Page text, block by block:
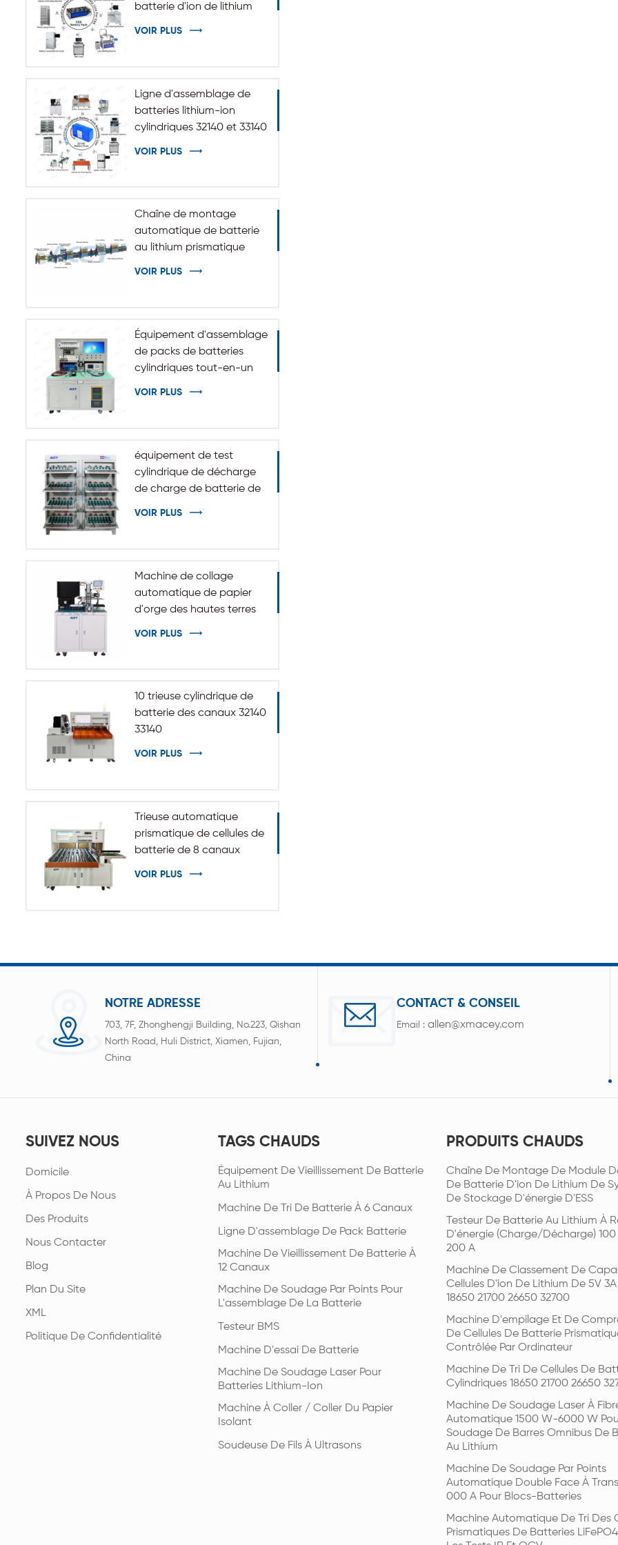
batterie d'ion de lithium
VOIR PLUS
Ligne d'assemblage de
batteries lithium-ion
cylindriques 32140 et 33140
VOIR PLUS
Chaîne de montage
automatique de batterie
au lithium prismatique
VOIR PLUS
Équipement d'assemblage
de packs de batteries
cylindriques tout-en-un
VOIR PLUS
équipement de test
cylindrique de décharge
de charge de batterie de
VOIR PLUS
Machine de collage
automatique de papier
d'orge des hautes terres
VOIR PLUS
10 trieuse cylindrique de
batterie des canaux 32140
33140
VOIR PLUS
Trieuse automatique
prismatique de cellules de
batterie de 8 canaux
VOIR PLUS
NOTRE ADRESSE
703, 7F, Zhonghengji Building, No.223, Qishan
North Road, Huli District, Xiamen, Fujian,
China
CONTACT & CONSEIL
Email :allen@xmacey.com
SUIVEZ NOUS
Domicile
À Propos De Nous
Des Produits
Nous Contacter
Blog
Plan Du Site
XML
Politique De Confidentialité
TAGS CHAUDS
Équipement De Vieillissement De Batterie
Au Lithium
Machine De Tri De Batterie À 6 Canaux
Ligne D'assemblage De Pack Batterie
Machine De Vieillissement De Batterie À
12 Canaux
Machine De Soudage Par Points Pour
L'assemblage De La Batterie
Testeur BMS
Machine D'essai De Batterie
Machine De Soudage Laser Pour
Batteries Lithium-Ion
Machine À Coller / Coller Du Papier
Isolant
Soudeuse De Fils À Ultrasons
PRODUITS CHAUDS
Chaîne De Montage De Module
De Batterie D'ion De Lithium De
De Stockage D'énergie D'ESS
Testeur De Batterie Au Lithium À
D'énergie (charge/décharge) 100
200 A
Machine De Classement De
Cellules D'ion De Lithium De 5V 3A
18650 21700 26650 32700
Machine D'empilage Et De
De Cellules De Batterie
Contrôlée Par Ordinateur
Machine De Tri De Cellules De
Cylindriques 18650 21700 26650
Machine De Soudage Laser À
Automatique 1500 W-6000 W
Soudage De Barres Omnibus De
Au Lithium
Machine De Soudage Par Points
Automatique Double Face À
000 A Pour Blocs-Batteries
Machine Automatique De Tri Des
Prismatiques De Batteries